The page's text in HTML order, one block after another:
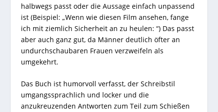
halbwegs passt oder die Aussage einfach unpassend
ist (Beispiel: „Wenn wie diesen Film ansehen, fange
ich mit ziemlich Sicherheit an zu heulen: “) Das passt
aber auch ganz gut, da Männer deutlich öfter an
undurchschaubaren Frauen verzweifeln als
umgekehrt.
Das Buch ist humorvoll verfasst, der Schreibstil
umgangssprachlich und locker und die
anzukreuzenden Antworten zum Teil zum Schießen